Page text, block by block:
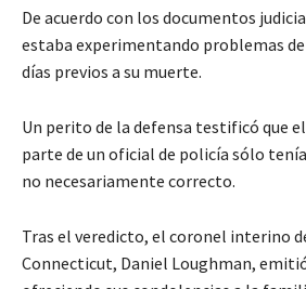
De acuerdo con los documentos
estaba experimentando problemas
días previos a su muerte.
Un perito de la defensa testificó que
parte de un oficial de policía sólo
no necesariamente correcto.
Tras el veredicto, el coronel interino
Connecticut, Daniel Loughman,